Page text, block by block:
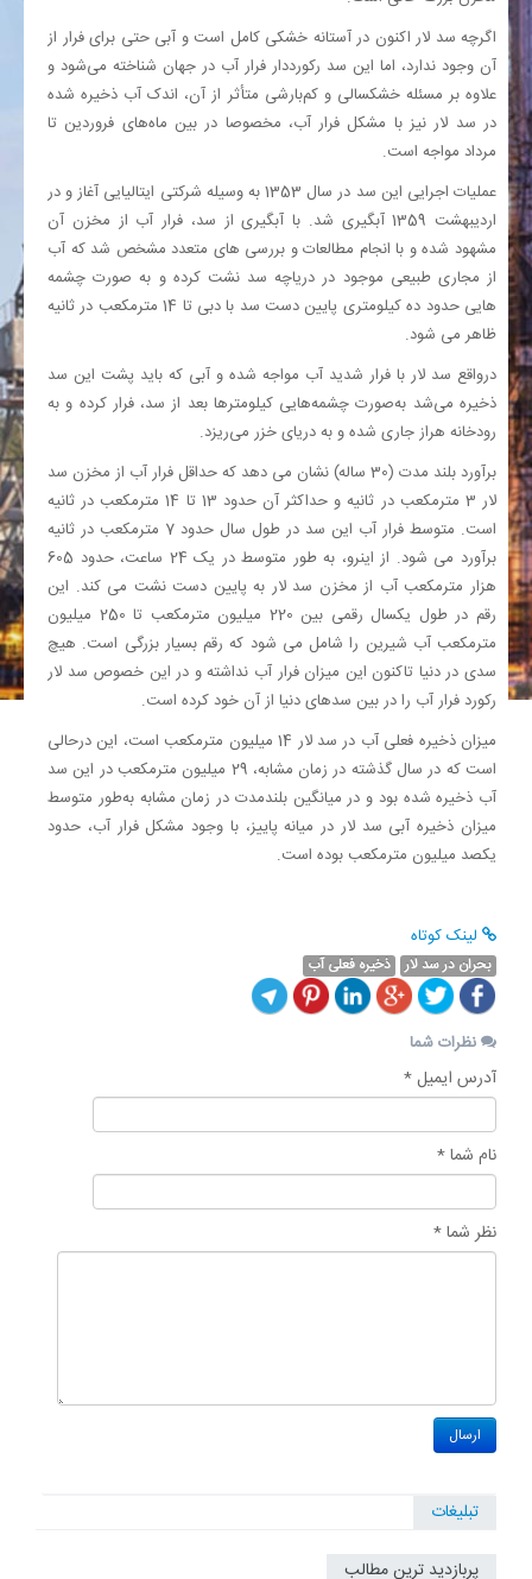
اگرچه سد لار اکنون در آستانه خشکی کامل است و آبی حتی برای فرار از
آن وجود ندارد، اما این سد رکورددار فرار آب در جهان شناخته می‌شود و
علاوه بر مسئله خشکسالی و کم‌بارشی متأثر از آن، اندک آب ذخیره شده
در سد لار نیز با مشکل فرار آب، مخصوصا در بین ماه‌های فروردین تا
مرداد مواجه است.
عملیات اجرایی این سد در سال 1353 به وسیله شرکتی ایتالیایی آغاز و در
اردیبهشت 1359 آبگیری شد. با آبگیری از سد، فرار آب از مخزن آن
مشهود شده و با انجام مطالعات و بررسی های متعدد مشخص شد که آب
از مجاری طبیعی موجود در دریاچه سد نشت کرده و به صورت چشمه
هایی حدود ده کیلومتری پایین دست سد با دبی تا 14 مترمکعب در ثانیه
ظاهر می شود.
درواقع سد لار با فرار شدید آب مواجه شده و آبی که باید پشت این سد
ذخیره می‌شد به‌صورت چشمه‌هایی کیلومترها بعد از سد، فرار کرده و به
رودخانه هراز جاری شده و به دریای خزر می‌ریزد.
برآورد بلند مدت (30 ساله) نشان می دهد که حداقل فرار آب از مخزن سد
لار 3 مترمکعب در ثانیه و حداکثر آن حدود 13 تا 14 مترمکعب در ثانیه
است. متوسط فرار آب این سد در طول سال حدود 7 مترمکعب در ثانیه
برآورد می شود. از اینرو، به طور متوسط در یک 24 ساعت، حدود 605
هزار مترمکعب آب از مخزن سد لار به پایین دست نشت می کند. این
رقم در طول یکسال رقمی بین 220 میلیون مترمکعب تا 250 میلیون
مترمکعب آب شیرین را شامل می شود که رقم بسیار بزرگی است. هیچ
سدی در دنیا تاکنون این میزان فرار آب نداشته و در این خصوص سد لار
رکورد فرار آب را در بین سدهای دنیا از آن خود کرده است.
میزان ذخیره فعلی آب در سد لار 14 میلیون مترمکعب است، این درحالی
است که در سال گذشته در زمان مشابه، 29 میلیون مترمکعب در این سد
آب ذخیره شده بود و در میانگین بلندمدت در زمان مشابه به‌طور متوسط
میزان ذخیره آبی سد لار در میانه پاییز، با وجود مشکل فرار آب، حدود
یکصد میلیون مترمکعب بوده است.
لینک کوتاه
بحران در سد لار ذخیره فعلی آب
نظرات شما
آدرس ایمیل *
نام شما *
نظر شما *
تبلیغات
پربازدید ترین مطالب